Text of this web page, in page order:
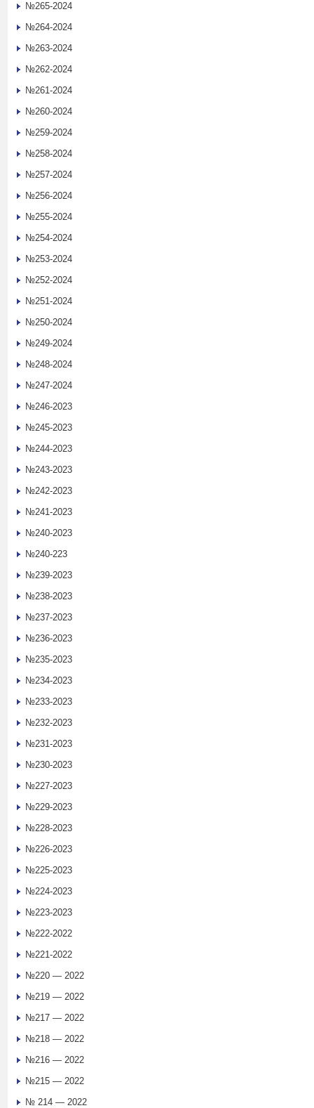
№265-2024
№264-2024
№263-2024
№262-2024
№261-2024
№260-2024
№259-2024
№258-2024
№257-2024
№256-2024
№255-2024
№254-2024
№253-2024
№252-2024
№251-2024
№250-2024
№249-2024
№248-2024
№247-2024
№246-2023
№245-2023
№244-2023
№243-2023
№242-2023
№241-2023
№240-2023
№240-223
№239-2023
№238-2023
№237-2023
№236-2023
№235-2023
№234-2023
№233-2023
№232-2023
№231-2023
№230-2023
№227-2023
№229-2023
№228-2023
№226-2023
№225-2023
№224-2023
№223-2023
№222-2022
№221-2022
№220 — 2022
№219 — 2022
№217 — 2022
№218 — 2022
№216 — 2022
№215 — 2022
№ 214 — 2022